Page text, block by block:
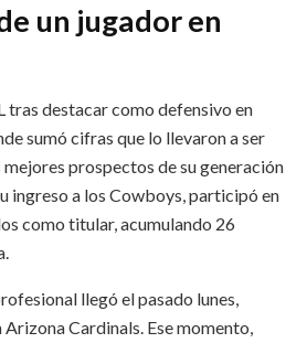
un jugador en
tras destacar como defensivo en
sumó cifras que lo llevaron a ser
prospectos de su generación
ingreso a los Cowboys, participó en
como titular, acumulando 26
llegó el pasado lunes,
Cardinals. Ese momento,